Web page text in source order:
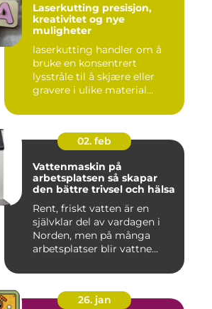
Laserkutting presisjon,
kreativitet og nye
muligheter
laserkutting handler om å
bruke en konsentrert
lysstråle til å skjære eller
gravere i ulike material...
02. feb
Vattenmaskin på
arbetsplatsen så skapar
den bättre trivsel och hälsa
Rent, friskt vatten är en
självklar del av vardagen i
Norden, men på många
arbetsplatser blir vattne...
26. jan